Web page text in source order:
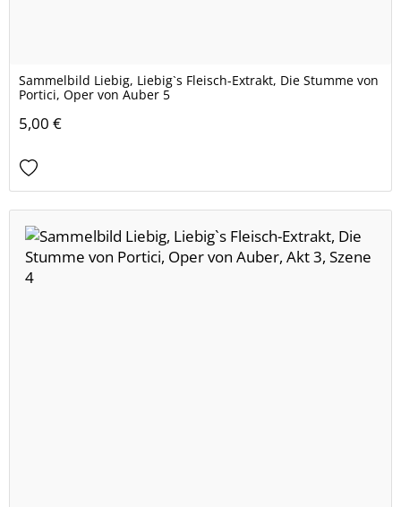
Sammelbild Liebig, Liebig`s Fleisch-Extrakt, Die Stumme von
Portici, Oper von Auber 5
5,00 €